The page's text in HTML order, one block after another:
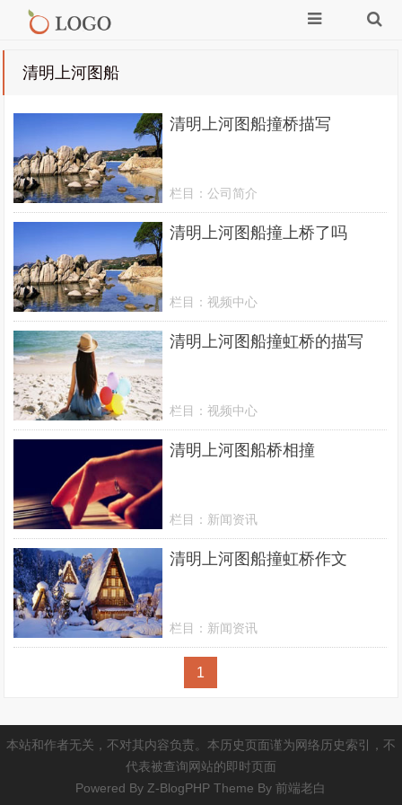
清明上河图船
清明上河图船撞桥描写
栏目：公司简介
清明上河图船撞上桥了吗
栏目：视频中心
清明上河图船撞虹桥的描写
栏目：视频中心
清明上河图船桥相撞
栏目： 新闻资讯
清明上河图船撞虹桥作文
栏目： 新闻资讯
1
本站和作者无关，不对其内容负责。本历史页面谨为网络历史索引，不
代表被查询网站的即时页面
Powered By Z-BlogPHP Theme By前端老白